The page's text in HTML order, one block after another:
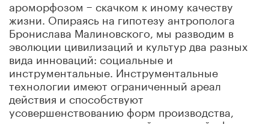
ароморфозом − скачком к иному качеству
жизни. Опираясь на гипотезу антрополога
Бронислава Малиновского, мы разводим в
эволюции цивилизаций и культур два разных
вида инноваций: социальные и
инструментальные. Инструментальные
технологии имеют ограниченный ареал
действия и способствуют
усовершенствованию форм производства,